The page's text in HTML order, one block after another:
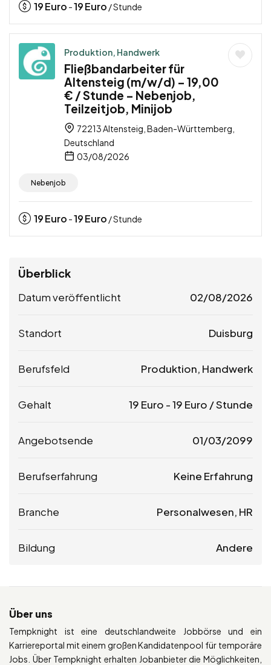
19Euro -19Euro / Stunde
Produktion, Handwerk
Fließbandarbeiter für
Altensteig (m/w/d) – 19,00
€ / Stunde – Nebenjob,
Teilzeitjob, Minijob
72213 Altensteig, Baden-Württemberg,
Deutschland
03/08/2026
Nebenjob
19Euro -19Euro / Stunde
Überblick
Datum veröffentlicht 02/08/2026
Standort Duisburg
Berufsfeld Produktion, Handwerk
Gehalt 19 Euro -19 Euro / Stunde
Angebotsende 01/03/2099
Berufserfahrung Keine Erfahrung
Branche Personalwesen, HR
Bildung Andere
Über uns
Tempknight ist eine deutschlandweite Jobbörse und ein
Karriereportal mit einem großen Kandidatenpool für temporäre
Jobs. Über Tempknight erhalten Jobanbieter die Möglichkeiten,